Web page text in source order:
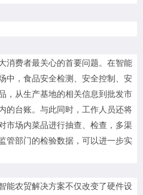
消费者最关心的首要问题。在智能
中，食品安全检测、安全控制、安
，从生产基地的相关信息到批发市
的台账。与此同时，工作人员还将
市场内菜品进行抽查、检查，多渠
管部门的检验数据，可以进一步实
能农贸解决方案不仅改变了硬件设